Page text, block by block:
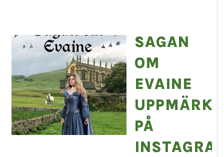
SAGAN
OM
EVAINE
PÅ